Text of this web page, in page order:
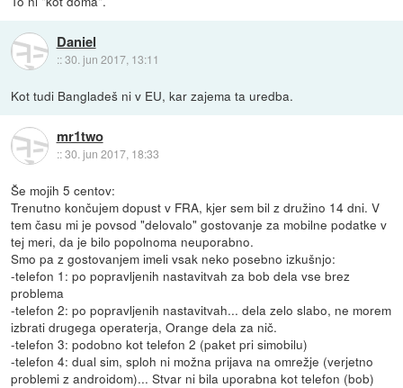
Daniel
::30. jun 2017, 13:11
Kot tudi Bangladeš ni v EU, kar zajema ta uredba.
mr1two
::30. jun 2017, 18:33
Še mojih 5 centov:
Trenutno končujem dopust v FRA, kjer sem bil z družino 14 dni. V
tem času mi je povsod "delovalo" gostovanje za mobilne podatke v
tej meri, da je bilo popolnoma neuporabno.
Smo pa z gostovanjem imeli vsak neko posebno izkušnjo:
-telefon 1: po popravljenih nastavitvah za bob dela vse brez
problema
-telefon 2: po popravljenih nastavitvah... dela zelo slabo, ne morem
izbrati drugega operaterja, Orange dela za nič.
-telefon 3: podobno kot telefon 2 (paket pri simobilu)
-telefon 4: dual sim, sploh ni možna prijava na omrežje (verjetno
problemi z androidom)... Stvar ni bila uporabna kot telefon (bob)